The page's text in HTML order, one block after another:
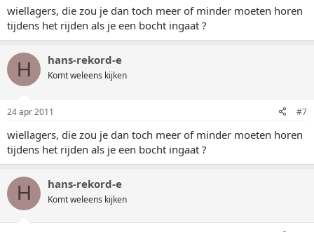
wiellagers, die zou je dan toch meer of minder moeten horen
tijdens het rijden als je een bocht ingaat ?
H hans-rekord-e
Komt weleens kijken
24 apr 2011 #7
wiellagers, die zou je dan toch meer of minder moeten horen
tijdens het rijden als je een bocht ingaat ?
H hans-rekord-e
Komt weleens kijken